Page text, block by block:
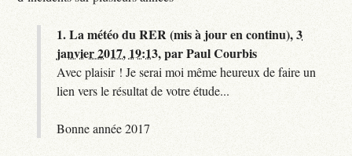
1.La météo du RER (mis à jour en continu),3
janvier 2017, 19:13,parPaul Courbis
Avec plaisir ! Je serai moi même heureux de faire un
lien vers le résultat de votre étude...
Bonne année 2017